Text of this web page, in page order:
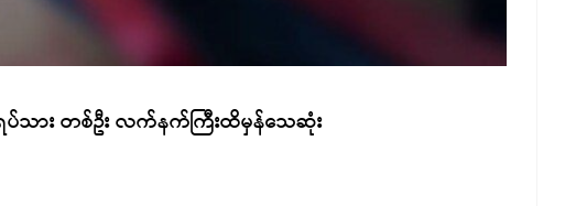
သား တစ်ဦး လက်နက်ကြီးထိမှန်သေဆုံး